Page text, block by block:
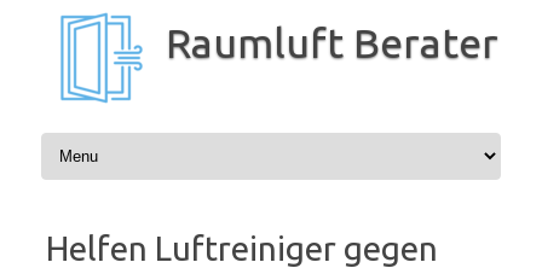
Inhalt
Raumluft Berater
Helfen Luftreiniger gegen